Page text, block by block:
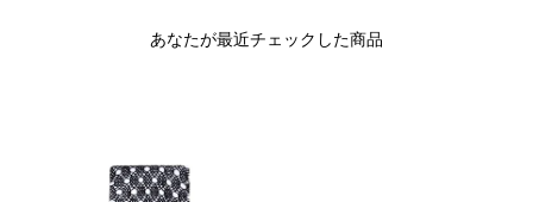
あなたが最近チェックした商品